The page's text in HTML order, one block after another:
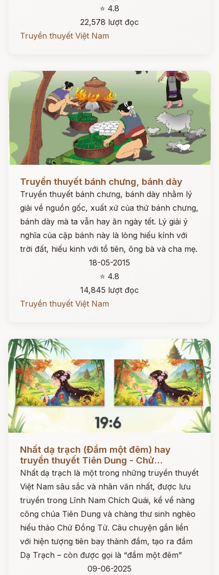
⭐ 4.8
22,578 lượt đọc
Truyền thuyết Việt Nam
Đọc ngay
Truyền thuyết bánh chưng, bánh dày
Truyền thuyết bánh chưng, bánh dày nhằm lý
giải về nguồn gốc, xuất xứ của thứ bánh chưng,
bánh dày mà ta vẫn hay ăn ngày tết. Lý giải ý
nghĩa của cặp bánh này là lòng hiếu kính với
trời đất, hiếu kinh với tổ tiên, ông bà và cha mẹ.
18-05-2015
⭐ 4.8
14,845 lượt đọc
Truyền thuyết Việt Nam
Đọc ngay
Nhất dạ trạch (Đầm một đêm) hay
truyền thuyết Tiên Dung - Chử...
Nhất dạ trạch là một trong những truyền thuyết
Việt Nam sâu sắc và nhân văn nhất, được lưu
truyền trong Lĩnh Nam Chích Quái, kể về nàng
công chúa Tiên Dung và chàng thư sinh nghèo
hiếu thảo Chử Đồng Tử. Câu chuyện gắn liền
với hiện tượng tiên bay thành đầm, tạo ra đầm
Dạ Trạch – còn được gọi là “đầm một đêm”
09-06-2025